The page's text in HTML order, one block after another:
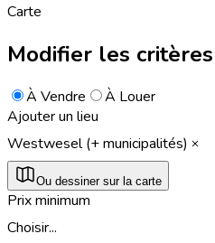
Carte
Modifier les
À Vendre
À Louer
Ajouter un lieu
Westwesel (+ municipalités)
Ou dessiner sur la carte
Prix minimum
Choisir...